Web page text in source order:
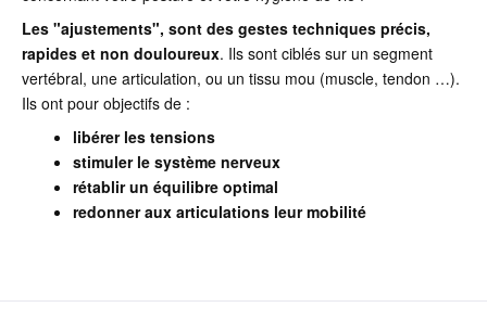
Les "ajustements", sont des gestes techniques précis,
rapides et non douloureux. Ils sont ciblés sur un segment
vertébral, une articulation, ou un tissu mou (muscle, tendon …).
Ils ont pour objectifs de :
libérer les tensions
stimuler le système nerveux
rétablir un équilibre optimal
redonner aux articulations leur mobilité